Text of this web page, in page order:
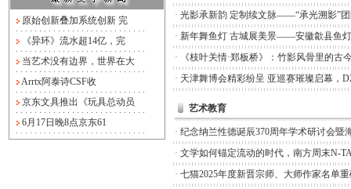
原始创新叠加系统创新 完
《异环》流水超14亿，完
当艺术没有边界，世界在大
Arrtx阿泰诗CSF收
京东文具推出《玩具总动员
6月17日晚8点京东61
· 光影承新韵 定制续文脉——“承光溯影”
· 新年舞鱼灯 古城展美景——安徽歙县鱼
·
《枝叶关情·郑板桥》：竹影风骨里的古
· 天津舞博会精彩纷呈 亚巡赛璀璨启幕，
艺术教育
· 纪念纳兰性德诞辰370周年学术研讨会暨
· 文学如何锚定流动的时代，南方周末N-
· 七猫2025年度新晋宗师、大师作家名单